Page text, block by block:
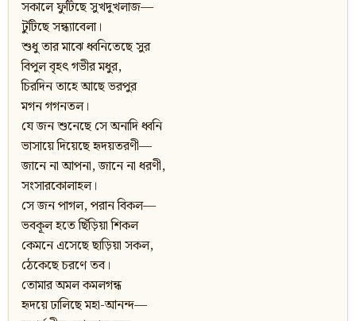
সকালে ফুটিছে সুখদুখলাজ—
টুটিছে সন্ধ্যাবেলা।
শুধু তার মাঝে ধ্বনিতেছে সুর
বিপুল বৃহত্‍‌ গভীর মধুর,
চিরদিন তাহে আছে ভরপুর
মগন গগনতল।
যে জন শুনেছে সে অনাদি ধ্বনি
ভাসায়ে দিয়েছে হৃদয়তরণী—
জানে না আপনা, জানে না ধরণী,
সংসারকোলাহল।
সে জন পাগল, পরান বিকল—
ভবকূল হতে ছিঁড়িয়া শিকল
কেমনে এসেছে ছাড়িয়া সকল,
ঠেকেছে চরণে তব।
তোমার অমল কমলগন্ধ
হৃদয়ে ঢালিছে মহা-আনন্দ—